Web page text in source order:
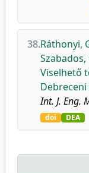
38.Ráthonyi,
Szabados,
Viselhető
Int. J. Eng.
doi DEA